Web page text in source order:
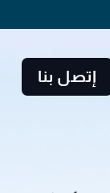
إتصل بنا